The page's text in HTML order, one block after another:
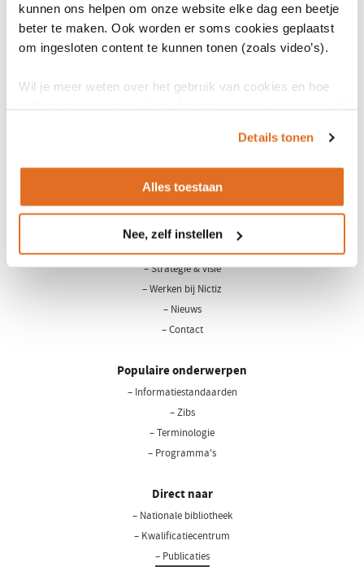
kunnen ons helpen om onze website elke dag een beetje
beter te maken. Ook worden er soms cookies geplaatst
om ingesloten content te kunnen tonen (zoals video’s).
Wil je meer weten over het gebruik van cookies en hoe
Details tonen
Alles toestaan
Nee, zelf instellen
LinkedInYoutube
– Strategie & visie
– Werken bij Nictiz
– Nieuws
– Contact
Populaire onderwerpen
– Informatiestandaarden
– Zibs
– Terminologie
– Programma's
Direct naar
– Nationale bibliotheek(opent
– Kwalificatiecentrum
– Publicaties